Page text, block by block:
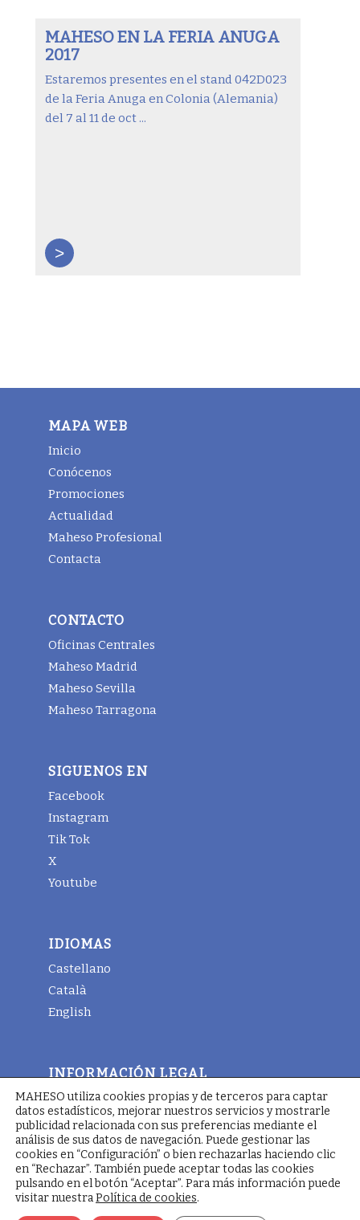
MAHESO EN LA FERIA ANUGA
2017
Estaremos presentes en el stand 042D023
de la Feria Anuga en Colonia (Alemania)
del 7 al 11 de oct ...
>
MAPA WEB
Inicio
Conócenos
Promociones
Actualidad
Maheso Profesional
Contacta
CONTACTO
Oficinas Centrales
Maheso Madrid
Maheso Sevilla
Maheso Tarragona
SIGUENOS EN
Facebook
Instagram
Tik Tok
X
Youtube
IDIOMAS
Castellano
Català
English
INFORMACIÓN LEGAL
Aviso legal
Términos y condiciones generales
Política de cookies
© Copyright - Maheso 2025 - Web designed by
Comunicación
MAHESO utiliza cookies propias y de terceros para captar
datos estadísticos, mejorar nuestros servicios y mostrarle
publicidad relacionada con sus preferencias mediante el
análisis de sus datos de navegación. Puede gestionar las
cookies en “Configuración” o bien rechazarlas haciendo clic
en “Rechazar”. También puede aceptar todas las cookies
pulsando en el botón “Aceptar”. Para más información puede
visitar nuestraPolítica de cookies.